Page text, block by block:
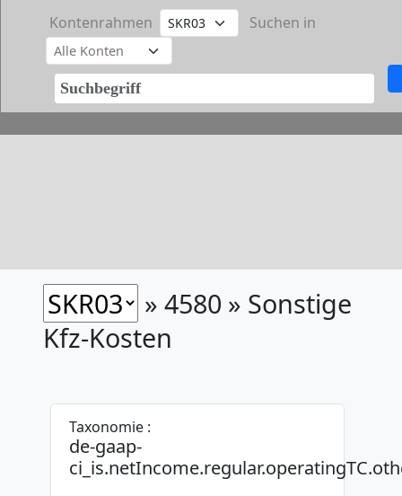
Kontenrahmen Suchen in
» 4580 » Sonstige
Kfz-Kosten
Taxonomie :
de-gaap-